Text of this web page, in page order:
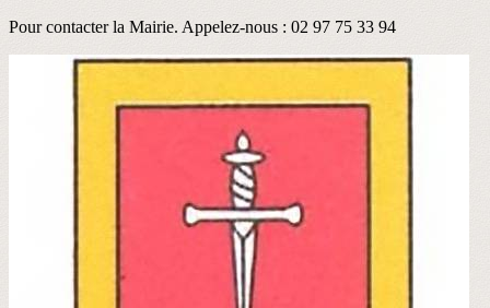
Pour contacter la Mairie. Appelez-nous : 02 97 75 33 94